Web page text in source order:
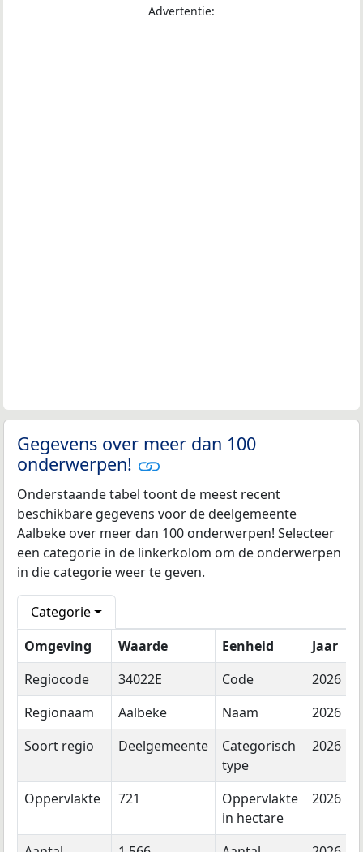
Advertentie:
Gegevens over meer dan 100
onderwerpen!
Onderstaande tabel toont de meest recent
beschikbare gegevens voor de deelgemeente
Aalbeke over meer dan 100 onderwerpen! Selecteer
een categorie in de linkerkolom om de onderwerpen
in die categorie weer te geven.
Categorie
Omgeving
Waarde Eenheid
Jaar
Regiocode
34022E Code
2026
Regionaam
Aalbeke Naam
2026
Soort regio
Deelgemeente
Categorisch
type
2026
Oppervlakte 721
Oppervlakte
in hectare
2026